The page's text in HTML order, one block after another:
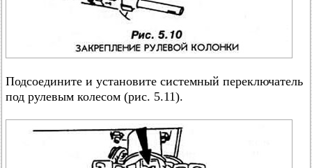
Подсоедините и установите системный переключатель
под рулевым колесом (рис. 5.11).